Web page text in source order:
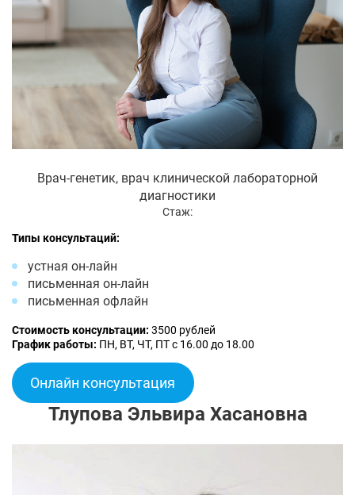
Врач-генетик, врач клинической лабораторной
диагностики
Стаж:
Типы консультаций:
устная он-лайн
письменная он-лайн
письменная офлайн
Стоимость консультации: 3500 рублей
График работы: ПН, ВТ, ЧТ, ПТ с 16.00 до 18.00
Онлайн консультация
Тлупова Эльвира Хасановна